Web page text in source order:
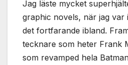
Jag läste mycket
graphic novels, när jag var
det fortfarande ibland.
tecknare som heter Frank
som revamped hela